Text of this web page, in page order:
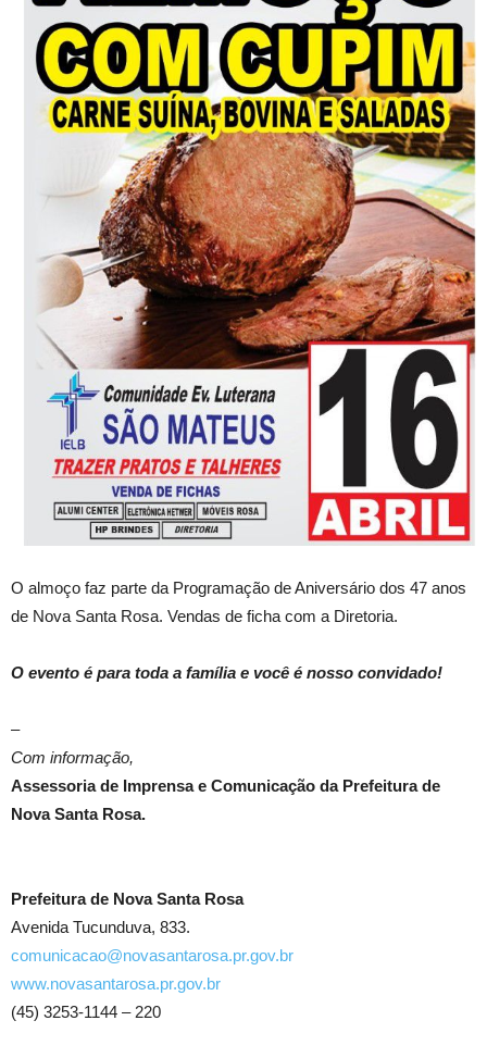
O almoço faz parte da Programação de Aniversário dos 47 anos
de Nova Santa Rosa. Vendas de ficha com a Diretoria.
O evento é para toda a família e você é nosso convidado!
–
Com informação,
Assessoria de Imprensa e Comunicação da Prefeitura de
Nova Santa Rosa.
Prefeitura de Nova Santa Rosa
Avenida Tucunduva, 833.
comunicacao@novasantarosa.pr.gov.br
www.novasantarosa.pr.gov.br
(45) 3253-1144 – 220